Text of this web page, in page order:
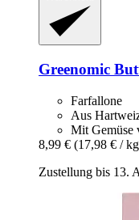
Greenomic
Farfallone
Aus
Mit Gemüse
8,99 € (17,98 € /
Zustellung bis 13.